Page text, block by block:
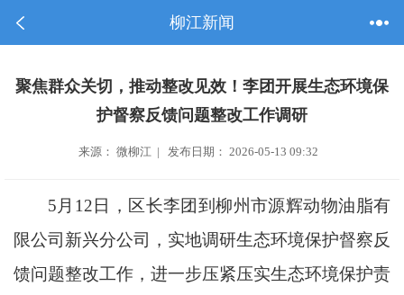
柳江新闻
聚焦群众关切，推动整改见效！李团开展生态环境保
护督察反馈问题整改工作调研
来源： 微柳江 | 发布日期： 2026-05-13 09:32
5月12日，区长李团到柳州市源辉动物油脂有
限公司新兴分公司，实地调研生态环境保护督察反
馈问题整改工作，进一步压紧压实生态环境保护责